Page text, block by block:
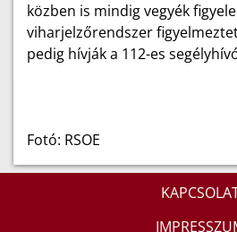
közben is mindig vegyék
viharjelzőrendszer
pedig hívják a 112-es
Fotó: RSOE